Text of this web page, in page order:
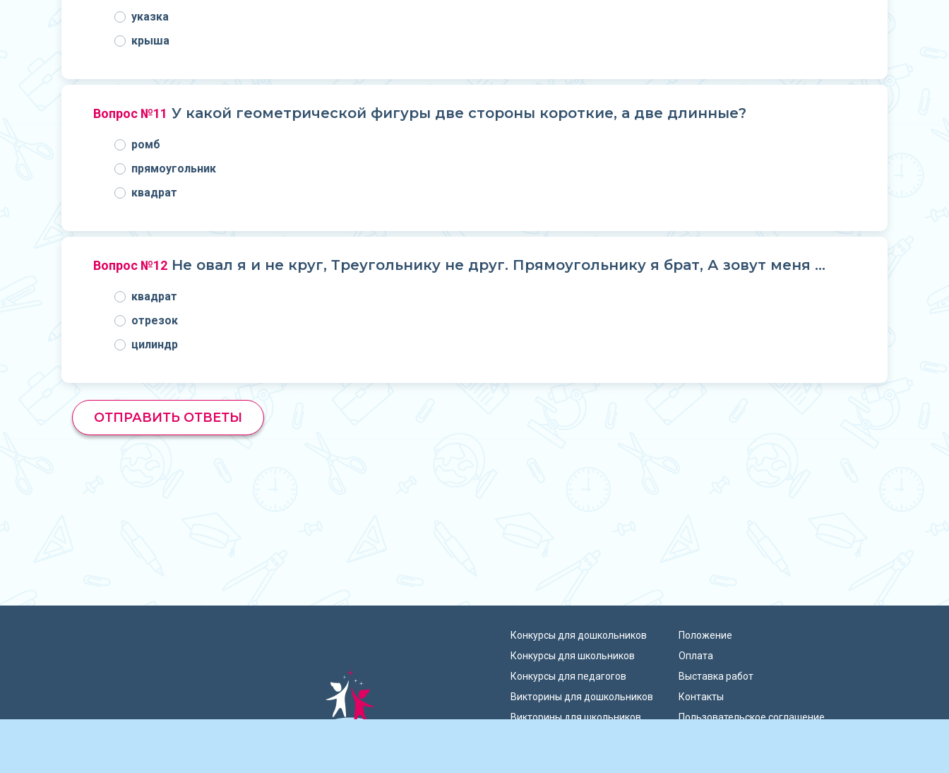
указка
крыша
Вопрос №11 У какой геометрической фигуры две стороны короткие, а две длинные?
ромб
прямоугольник
квадрат
Вопрос №12 Не овал я и не круг, Треугольнику не друг. Прямоугольнику я брат, А зовут меня …
квадрат
отрезок
цилиндр
ОТПРАВИТЬ ОТВЕТЫ
Конкурсы для дошкольников
Конкурсы для школьников
Конкурсы для педагогов
Викторины для дошкольников
Викторины для школьников
Положение
Оплата
Выставка работ
Контакты
Пользовательское соглашение